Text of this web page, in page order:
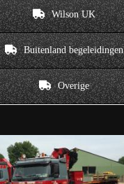
Wilson UK
Buitenland begeleidingen
Overige